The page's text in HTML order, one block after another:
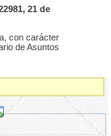
21 de
con carácter
de Asuntos